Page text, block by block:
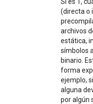
(directa o
archivos
estática,
símbolos
binario.
forma
ejemplo,
alguna
por algún